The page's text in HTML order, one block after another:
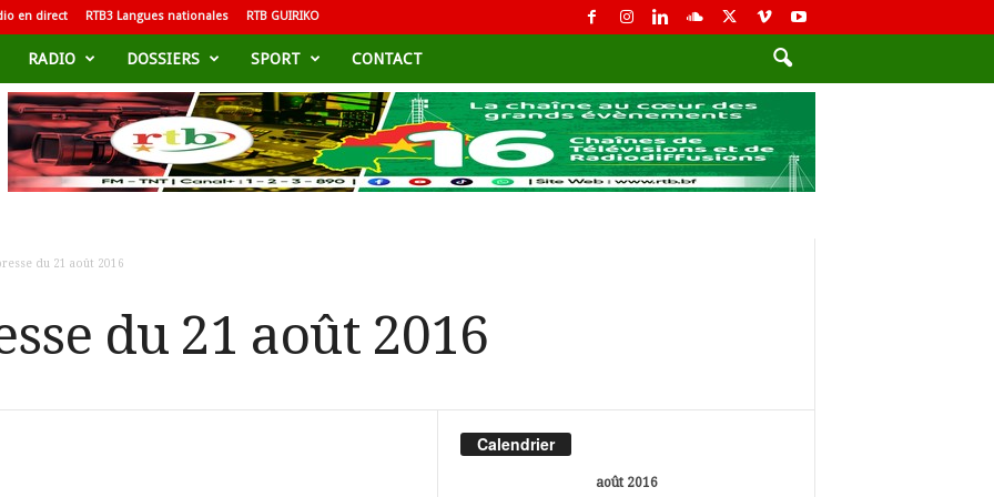
en direct RTB3 Langues nationales RTB GUIRIKO
RADIO DOSSIERS SPORT CONTACT
du 21 août 2016
du 21 août 2016
Calendrier
août 2016